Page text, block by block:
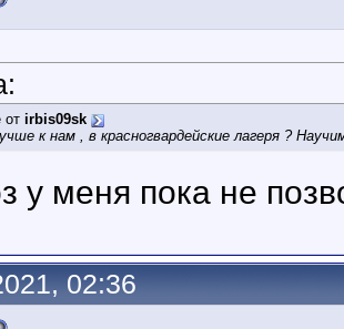
от irbis09sk
к нам , в красногвардейские лагеря ?
у меня пока не
02:36